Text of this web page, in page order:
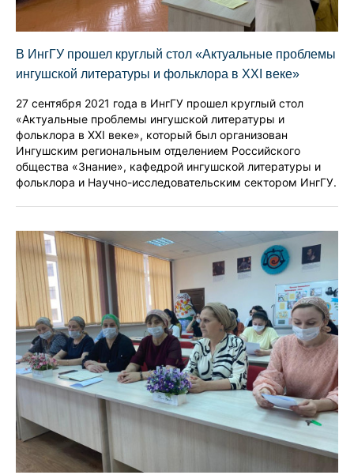
В ИнгГУ прошел круглый стол «Актуальные проблемы
ингушской литературы и фольклора в XXI веке»
27 сентября 2021 года в ИнгГУ прошел круглый стол
«Актуальные проблемы ингушской литературы и
фольклора в XXI веке», который был организован
Ингушским региональным отделением Российского
общества «Знание», кафедрой ингушской литературы и
фольклора и Научно-исследовательским сектором ИнгГУ.